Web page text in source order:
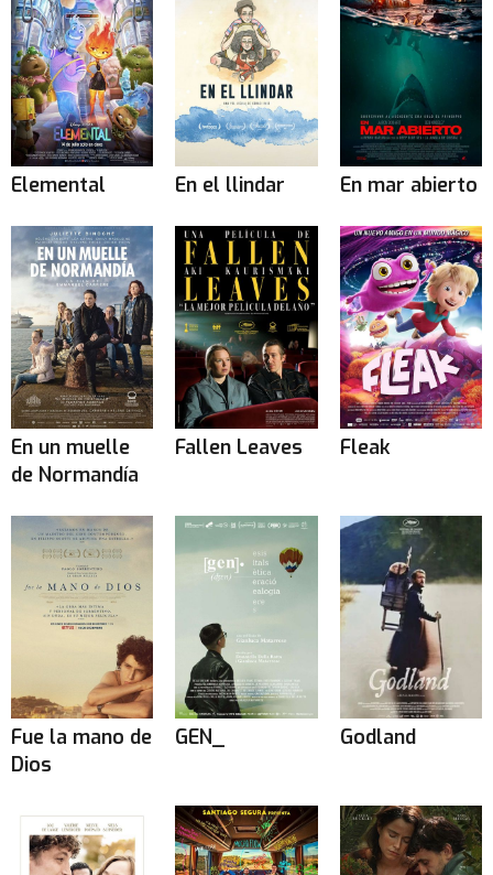
Elemental En el llindar En mar abierto
En un muelle
de Normandía
Fallen Leaves Fleak
Fue la mano de
Dios
GEN_ Godland